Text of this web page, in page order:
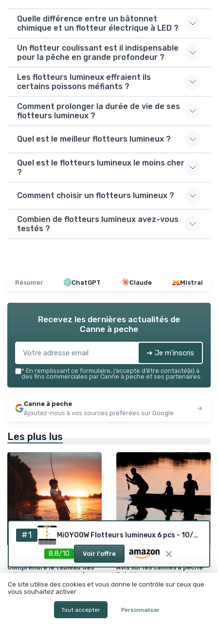
Quelle différence entre un bâtonnet
chimique et un flotteur électrique à LED ?
Un flotteur coulissant est il indispensable
pour la pêche en grande profondeur ?
Les flotteurs lumineux effraient ils
certains poissons méfiants ?
Comment prolonger la durée de vie de ses
flotteurs lumineux ?
Quel est le meilleur flotteurs lumineux ?
Quel est le flotteurs lumineux le moins cher
?
Comment choisir un flotteurs lumineux ?
Combien de flotteurs lumineux avez-vous
testés ?
#1 MiOYOOW Flotteurs lumineux 6 pcs - 10/20/30 g
8.8/10 Voir l'offre
Résumer ChatGPT Claude Mistral
Recevez les dernières actualités de
Canne à peche
➔ Je m'inscris
* En remplissant ce formulaire, j’accepte d’être contacté(e) à
des fins commerciales par Canne à peche et ses partenaires.
Canne à peche
Ajoutez-nous à vos sources préférées sur Google
Les plus lus
Choisir sa Canne et son Équipement • 12/06/2025
Comprendre le tableau des
puissances des cannes à
pêche
Choisir sa Canne et son Équipement •
Avis sur les cannes à pêche
Delphin : ce que vous devez
savoir
Ce site utilise des cookies et vous donne le contrôle sur ceux que
vous souhaitez activer
Tout accepter Personnaliser